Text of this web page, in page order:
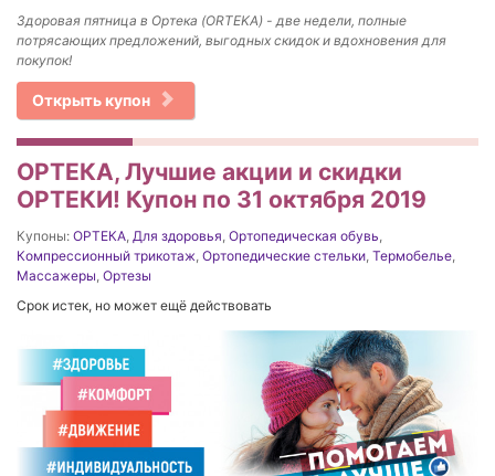
Здоровая пятница в Ортека (ORTEKA) - две недели, полные
потрясающих предложений, выгодных скидок и вдохновения для
покупок!
Открыть купон
ОРТЕКА, Лучшие акции и скидки
ОРТЕКИ! Купон по 31 октября 2019
Купоны: ОРТЕКА Для здоровья Ортопедическая обувь
Компрессионный трикотаж Ортопедические стельки Термобелье
Массажеры Ортезы
Срок истек, но может ещё действовать